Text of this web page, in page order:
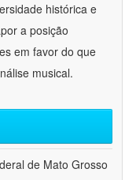
histórica e
a posição
em favor do que
musical.
de Mato Grosso